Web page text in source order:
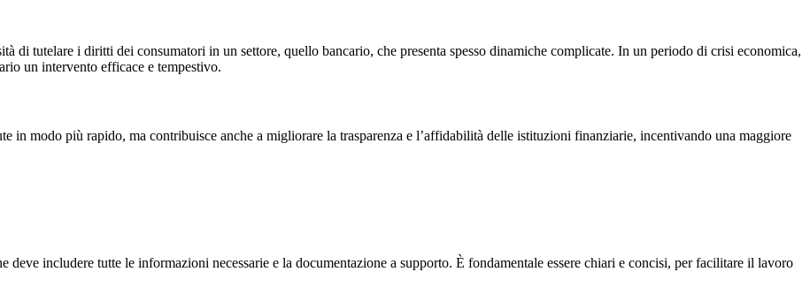
di tutelare i diritti dei consumatori in un settore, quello bancario, che presenta spesso dinamiche complicate. In un periodo di crisi economica,
un intervento efficace e tempestivo.
in modo più rapido, ma contribuisce anche a migliorare la trasparenza e l’affidabilità delle istituzioni finanziarie, incentivando una maggiore
deve includere tutte le informazioni necessarie e la documentazione a supporto. È fondamentale essere chiari e concisi, per facilitare il lavoro